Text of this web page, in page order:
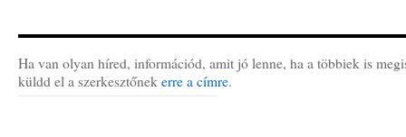
Ha van olyan híred, információd, amit jó lenne, ha a többiek is
küldd el a szerkesztőnek erre a címre.